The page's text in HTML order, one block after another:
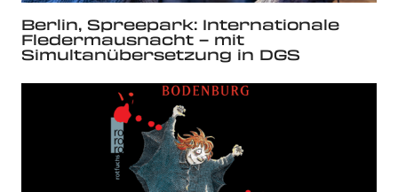
Berlin, Spreepark: Internationale
Fledermausnacht – mit
Simultanübersetzung in DGS